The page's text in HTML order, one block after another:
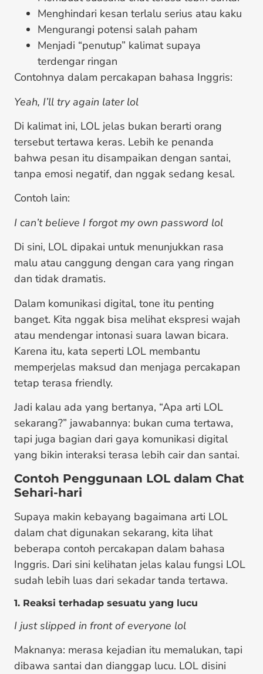
Menghindari kesan terlalu serius atau kaku
Mengurangi potensi salah paham
Menjadi “penutup” kalimat supaya
terdengar ringan
Contohnya dalam percakapan bahasa Inggris:
Yeah, I’ll try again later lol
Di kalimat ini, LOL jelas bukan berarti orang
tersebut tertawa keras. Lebih ke penanda
bahwa pesan itu disampaikan dengan santai,
tanpa emosi negatif, dan nggak sedang kesal.
Contoh lain:
I can’t believe I forgot my own password lol
Di sini, LOL dipakai untuk menunjukkan rasa
malu atau canggung dengan cara yang ringan
dan tidak dramatis.
Dalam komunikasi digital, tone itu penting
banget. Kita nggak bisa melihat ekspresi wajah
atau mendengar intonasi suara lawan bicara.
Karena itu, kata seperti LOL membantu
memperjelas maksud dan menjaga percakapan
tetap terasa friendly.
Jadi kalau ada yang bertanya, “Apa arti LOL
sekarang?” jawabannya: bukan cuma tertawa,
tapi juga bagian dari gaya komunikasi digital
yang bikin interaksi terasa lebih cair dan santai.
Contoh Penggunaan LOL dalam Chat
Sehari-hari
Supaya makin kebayang bagaimana arti LOL
dalam chat digunakan sekarang, kita lihat
beberapa contoh percakapan dalam bahasa
Inggris. Dari sini kelihatan jelas kalau fungsi LOL
sudah lebih luas dari sekadar tanda tertawa.
1. Reaksi terhadap sesuatu yang lucu
I just slipped in front of everyone lol
Maknanya: merasa kejadian itu memalukan, tapi
dibawa santai dan dianggap lucu. LOL disini